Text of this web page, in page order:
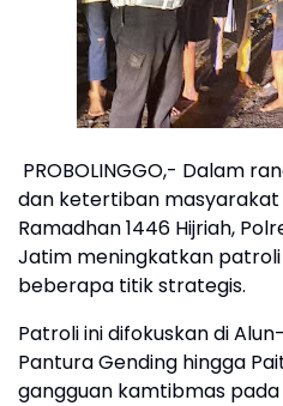
PROBOLINGGO,- Dalam
dan ketertiban masyarakat
Ramadhan 1446 Hijriah,
Jatim meningkatkan
beberapa titik strategis.
Patroli ini difokuskan di
Pantura Gending hingga
gangguan kamtibmas